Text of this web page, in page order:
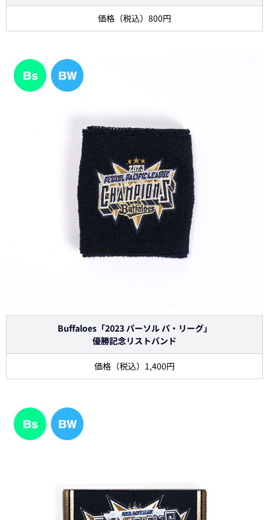
価格（税込）800円
Buffaloes「2023 パーソル パ・リーグ」
優勝記念リストバンド
価格（税込）1,400円